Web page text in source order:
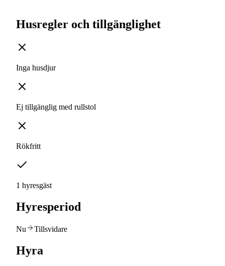
Husregler och tillgänglighet
Inga husdjur
Ej tillgänglig med rullstol
Rökfritt
1 hyresgäst
Hyresperiod
Nu Tillsvidare
Hyra